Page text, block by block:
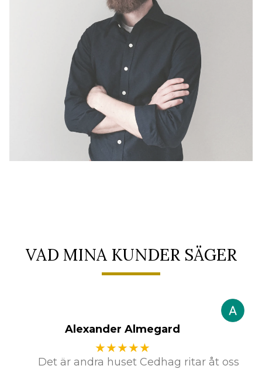
VAD MINA KUNDER SÄGER
Alexander Almegard
★★★★★
Det är andra huset Cedhag ritar åt oss